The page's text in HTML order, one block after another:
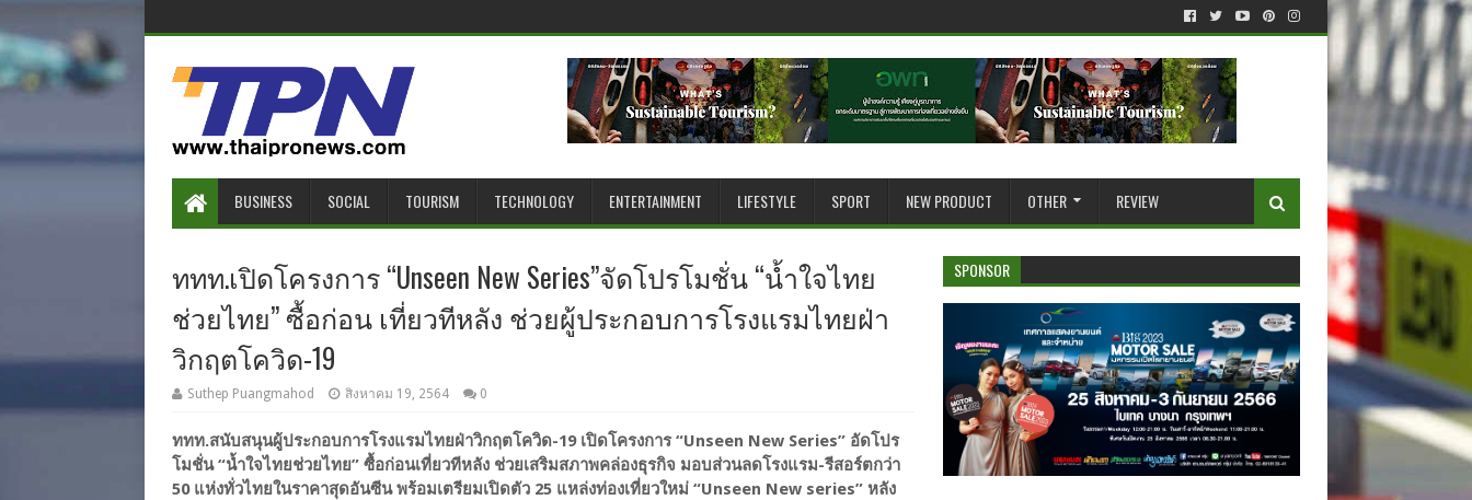
BUSINESS SOCIAL TOURISM TECHNOLOGY ENTERTAINMENT LIFESTYLE SPORT NEW PRODUCT OTHER REVIEW
ททท.เปิดโครงการ “Unseen New Series”จัดโปรโมชั่น “น้ำใจไทย
ช่วยไทย” ซื้อก่อน เที่ยวทีหลัง ช่วยผู้ประกอบการโรงแรมไทยฝ่า
วิกฤตโควิด-19
Suthep Puangmahod สิงหาคม 19, 2564 0
ททท.สนับสนุนผู้ประกอบการโรงแรมไทยฝ่าวิกฤตโควิด-19 เปิดโครงการ “Unseen New Series” อัดโปร
โมชั่น “น้ำใจไทยช่วยไทย” ซื้อก่อนเที่ยวทีหลัง ช่วยเสริมสภาพคล่องธุรกิจ มอบส่วนลดโรงแรม-รีสอร์ตกว่า
50 แห่งทั่วไทยในราคาสุดอันซีน พร้อมเตรียมเปิดตัว 25 แหล่งท่องเที่ยวใหม่ “Unseen New series” หลัง
SPONSOR